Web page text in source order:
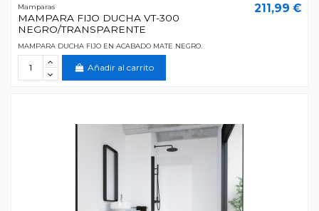
Mamparas
MAMPARA FIJO DUCHA VT-300
NEGRO/TRANSPARENTE
211,99 €
MAMPARA DUCHA FIJO EN ACABADO MATE NEGRO.
Añadir al carrito